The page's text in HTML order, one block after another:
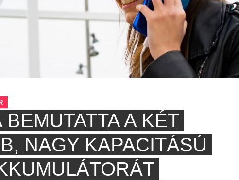
BEMUTATTA A KÉT
NAGY KAPACITÁSÚ